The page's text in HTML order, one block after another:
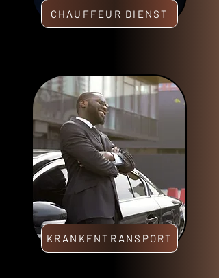
CHAUFFEUR DIENST
KRANKENTRANSPORT